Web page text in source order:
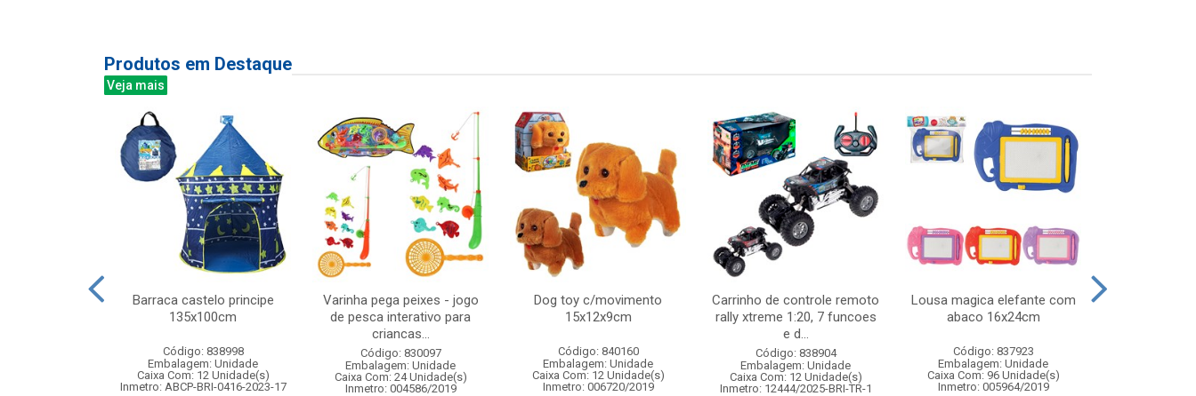
Produtos em Destaque
Veja mais
Barraca castelo principe
135x100cm
Código: 838998
Embalagem: Unidade
Caixa Com: 12 Unidade(s)
Inmetro: ABCP-BRI-0416-2023-17
Varinha pega peixes - jogo
de pesca interativo para
criancas...
Código: 830097
Embalagem: Unidade
Caixa Com: 24 Unidade(s)
Inmetro: 004586/2019
Dog toy c/movimento
15x12x9cm
Código: 840160
Embalagem: Unidade
Caixa Com: 12 Unidade(s)
Inmetro: 006720/2019
Carrinho de controle remoto
rally xtreme 1:20, 7 funcoes
e d...
Código: 838904
Embalagem: Unidade
Caixa Com: 12 Unidade(s)
Inmetro: 12444/2025-BRI-TR-1
Lousa magica elefante com
abaco 16x24cm
Código: 837923
Embalagem: Unidade
Caixa Com: 96 Unidade(s)
Inmetro: 005964/2019